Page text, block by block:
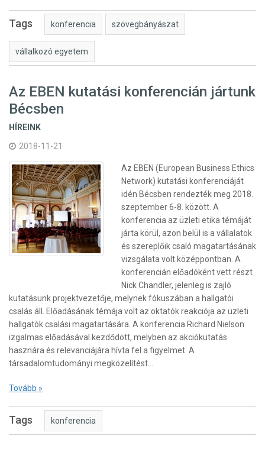
Tags konferencia szövegbányászat
vállalkozó egyetem
Az EBEN kutatási konferencián jártunk
Bécsben
HÍREINK
2018-11-21
Az EBEN (European Business Ethics
Network) kutatási konferenciáját
idén Bécsben rendezték meg 2018.
szeptember 6-8. között. A
konferencia az üzleti etika témáját
járta körül, azon belül is a vállalatok
és szereplőik csaló magatartásának
vizsgálata volt középpontban. A
konferencián előadóként vett részt
Nick Chandler, jelenleg is zajló
kutatásunk projektvezetője, melynek fókuszában a hallgatói
csalás áll. Előadásának témája volt az oktatók reakciója az üzleti
hallgatók csalási magatartására. A konferencia Richard Nielson
izgalmas előadásával kezdődött, melyben az akciókutatás
hasznára és relevanciájára hívta fel a figyelmet. A
társadalomtudományi megközelítést…
Tovább »
Tags konferencia